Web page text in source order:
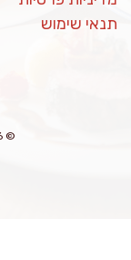
תנאי שימוש
© 2026 כל הזכויות שמורות לטעימתא